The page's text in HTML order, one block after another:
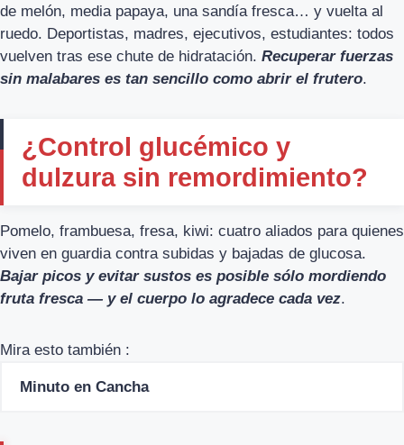
de melón, media papaya, una sandía fresca… y vuelta al
ruedo. Deportistas, madres, ejecutivos, estudiantes: todos
vuelven tras ese chute de hidratación. Recuperar fuerzas
sin malabares es tan sencillo como abrir el frutero.
¿Control glucémico y
dulzura sin remordimiento?
Pomelo, frambuesa, fresa, kiwi: cuatro aliados para quienes
viven en guardia contra subidas y bajadas de glucosa.
Bajar picos y evitar sustos es posible sólo mordiendo
fruta fresca — y el cuerpo lo agradece cada vez.
Mira esto también :
Minuto en Cancha